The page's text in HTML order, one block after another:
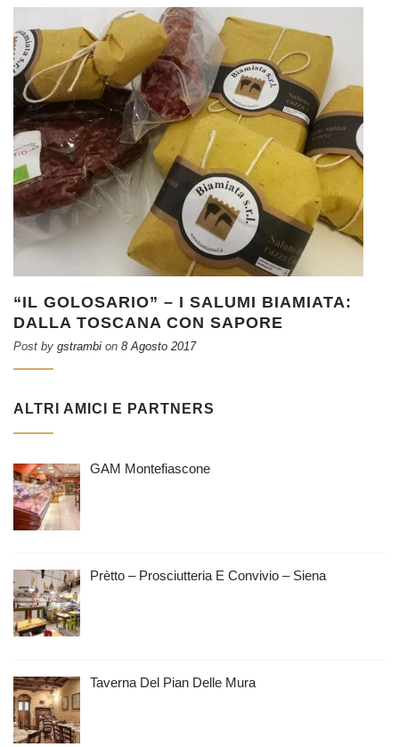
“IL GOLOSARIO” – I SALUMI BIAMIATA:
DALLA TOSCANA CON SAPORE
Post by gstrambi on 8 Agosto 2017
ALTRI AMICI E PARTNERS
GAM Montefiascone
Prètto – Prosciutteria E Convivio – Siena
Taverna Del Pian Delle Mura